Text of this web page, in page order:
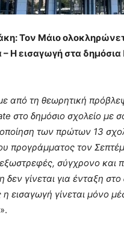
Τον Μάιο
– Η εισαγωγή στα
από τη θεωρητική
στο δημόσιο σχολείο με
των πρώτων 13
προγράμματος τον
σύγχρονο και
γίνεται για ένταξη
η εισαγωγή γίνεται μόνο
».